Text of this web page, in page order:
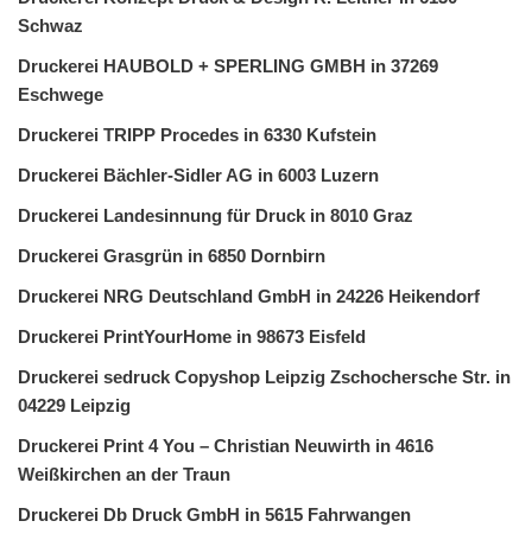
Schwaz
Druckerei HAUBOLD + SPERLING GMBH in 37269
Eschwege
Druckerei TRIPP Procedes in 6330 Kufstein
Druckerei Bächler-Sidler AG in 6003 Luzern
Druckerei Landesinnung für Druck in 8010 Graz
Druckerei Grasgrün in 6850 Dornbirn
Druckerei NRG Deutschland GmbH in 24226 Heikendorf
Druckerei PrintYourHome in 98673 Eisfeld
Druckerei sedruck Copyshop Leipzig Zschochersche Str. in
04229 Leipzig
Druckerei Print 4 You – Christian Neuwirth in 4616
Weißkirchen an der Traun
Druckerei Db Druck GmbH in 5615 Fahrwangen